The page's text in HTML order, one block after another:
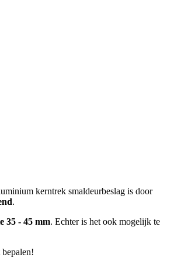
kerntrek smaldeurbeslag is door
.
35 - 45 mm. Echter is het ook mogelijk te